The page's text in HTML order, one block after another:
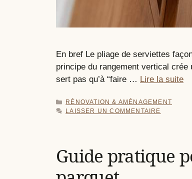
En bref Le pliage de serviettes
principe du rangement vertical
sert pas qu’à “faire … Lire la suite
CATÉGORIES
RÉNOVATION & AMÉNAGEMENT
LAISSER UN COMMENTAIRE
Guide pratique